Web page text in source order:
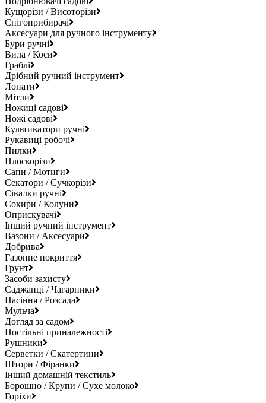
Кущорізи / Висоторізи
Снігоприбирачі
Аксесуари для ручного інструменту
Бури ручні
Вила / Коси
Граблі
Дрібний ручний інструмент
Лопати
Мітли
Ножиці садові
Ножі садові
Культиватори ручні
Рукавиці робочі
Пилки
Плоскорізи
Сапи / Мотиги
Секатори / Сучкорізи
Сівалки ручні
Сокири / Колуни
Оприскувачі
Інший ручний інструмент
Вазони / Аксесуари
Добрива
Газонне покриття
Грунт
Засоби захисту
Саджанці / Чагарники
Насіння / Розсада
Мульча
Догляд за садом
Постільні приналежності
Рушники
Серветки / Скатертини
Штори / Фіранки
Інший домашній текстиль
Борошно / Крупи / Сухе молоко
Горіхи